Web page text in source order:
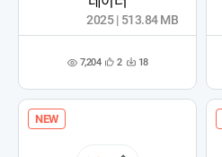
조 7,204 관
록
2 다 18
2025 | 513.84 MB
NEW